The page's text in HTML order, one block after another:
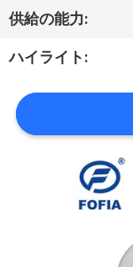
に
つ
い
て
供給の能力:
ハイライト: